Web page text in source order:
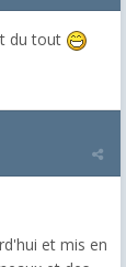
du tout
et mis en